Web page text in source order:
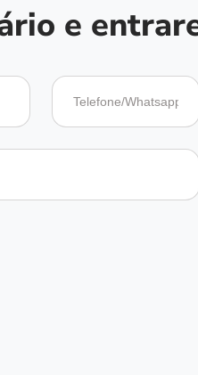
e